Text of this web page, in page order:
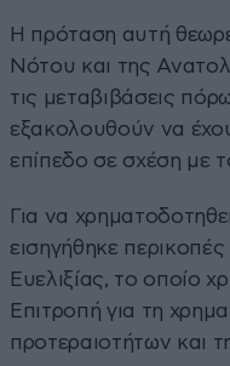
Η πρόταση αυτή
Νότου και της
τις μεταβιβάσεις
εξακολουθούν να
επίπεδο σε σχέση με
Για να
εισηγήθηκε
Ευελιξίας, το οποίο
Επιτροπή για τη
προτεραιοτήτων και